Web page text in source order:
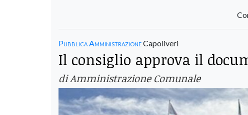
Pubblica AmministrazioneCapoliveri
Il consiglio approva il
di Amministrazione Comunale